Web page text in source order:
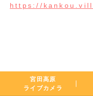
https://
宮田高原
ライブカメラ